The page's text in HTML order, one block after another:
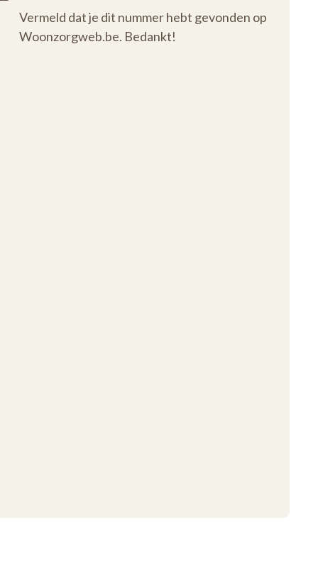
Vermeld dat je dit nummer hebt gevonden op
Woonzorgweb.be. Bedankt!